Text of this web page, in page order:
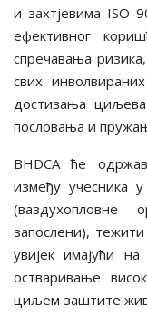
и захтјевима ISО
ефективног
спречавања
свих
достизања циљева
пословања и
BHDCA ће
између учесника у
(ваздухопловне
запослени),
увијек имајући
остваривање
циљем заштите